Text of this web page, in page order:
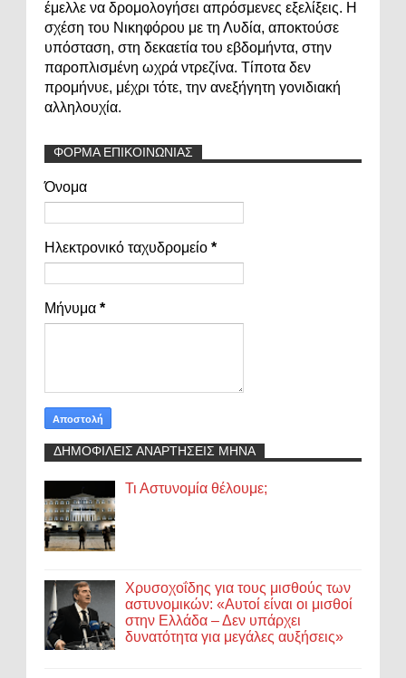
έμελλε να δρομολογήσει απρόσμενες εξελίξεις. Η
σχέση του Νικηφόρου με τη Λυδία, αποκτούσε
υπόσταση, στη δεκαετία του εβδομήντα, στην
παροπλισμένη ωχρά ντρεζίνα. Τίποτα δεν
προμήνυε, μέχρι τότε, την ανεξήγητη γονιδιακή
αλληλουχία.
ΦΟΡΜΑ ΕΠΙΚΟΙΝΩΝΙΑΣ
Όνομα
Ηλεκτρονικό ταχυδρομείο *
Μήνυμα *
ΔΗΜΟΦΙΛΕΙΣ ΑΝΑΡΤΗΣΕΙΣ ΜΗΝΑ
Τι Αστυνομία θέλουμε;
Χρυσοχοΐδης για τους μισθούς των
αστυνομικών: «Αυτοί είναι οι μισθοί
στην Ελλάδα – Δεν υπάρχει
δυνατότητα για μεγάλες αυξήσεις»